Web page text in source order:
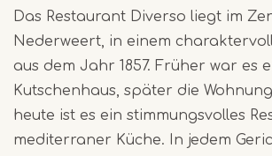
Das Restaurant Diverso liegt im
Nederweert, in einem
aus dem Jahr 1857. Früher war es
Kutschenhaus, später die
heute ist es ein stimmungsvolles
mediterraner Küche. In jedem